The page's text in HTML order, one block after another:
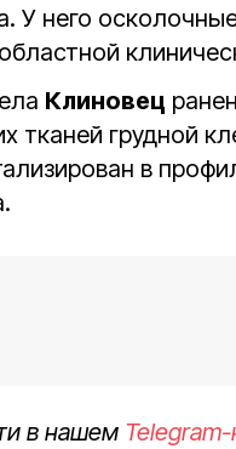
У него
Клиновец
тканей грудной
в
в нашем